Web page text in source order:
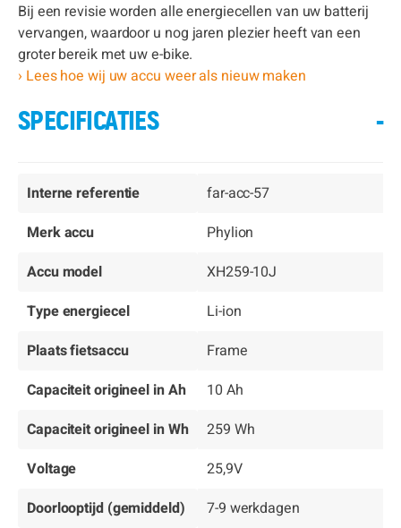
Bij een revisie worden alle energiecellen van uw batterij
vervangen, waardoor u nog jaren plezier heeft van een
groter bereik met uw e-bike.
› Lees hoe wij uw accu weer als nieuw maken
SPECIFICATIES -
Interne referentie
far-acc-57
Merk accu
Phylion
Accu model
XH259-10J
Type energiecel
Li-ion
Plaats fietsaccu
Frame
Capaciteit origineel in Ah
10 Ah
Capaciteit origineel in Wh
259 Wh
Voltage
25,9V
Doorlooptijd (gemiddeld)
7-9 werkdagen